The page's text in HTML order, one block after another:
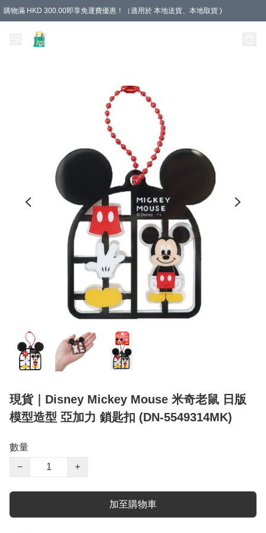
購物滿 HKD 300.00即享免運費優惠！（適用於 本地送貨、本地取貨 )
現貨｜Disney Mickey Mouse 米奇老鼠 日版
模型造型 亞加力 鎖匙扣 (DN-5549314MK)
數量
−
+
加至購物車